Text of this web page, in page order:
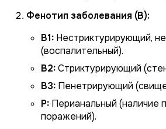
Фенотип заболевания (B):
B1: Нестриктурирующий,
(воспалительный).
B2:Стриктурирующий
B3: Пенетрирующий
P: Перианальный (наличие
поражений).